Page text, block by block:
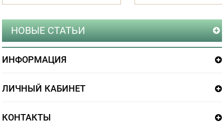
НОВЫЕ СТАТЬИ
ИНФОРМАЦИЯ
ЛИЧНЫЙ КАБИНЕТ
КОНТАКТЫ